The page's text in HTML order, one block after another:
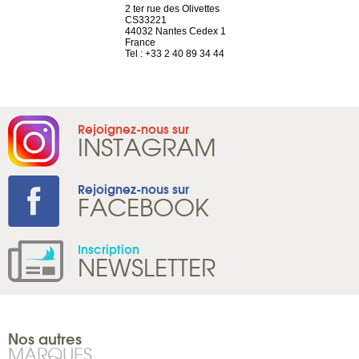
2 ter rue des Olivettes
CS33221
44032 Nantes Cedex 1
France
Tel : +33 2 40 89 34 44
Rejoignez-nous sur
INSTAGRAM
Rejoignez-nous sur
FACEBOOK
Inscription
NEWSLETTER
Nos autres